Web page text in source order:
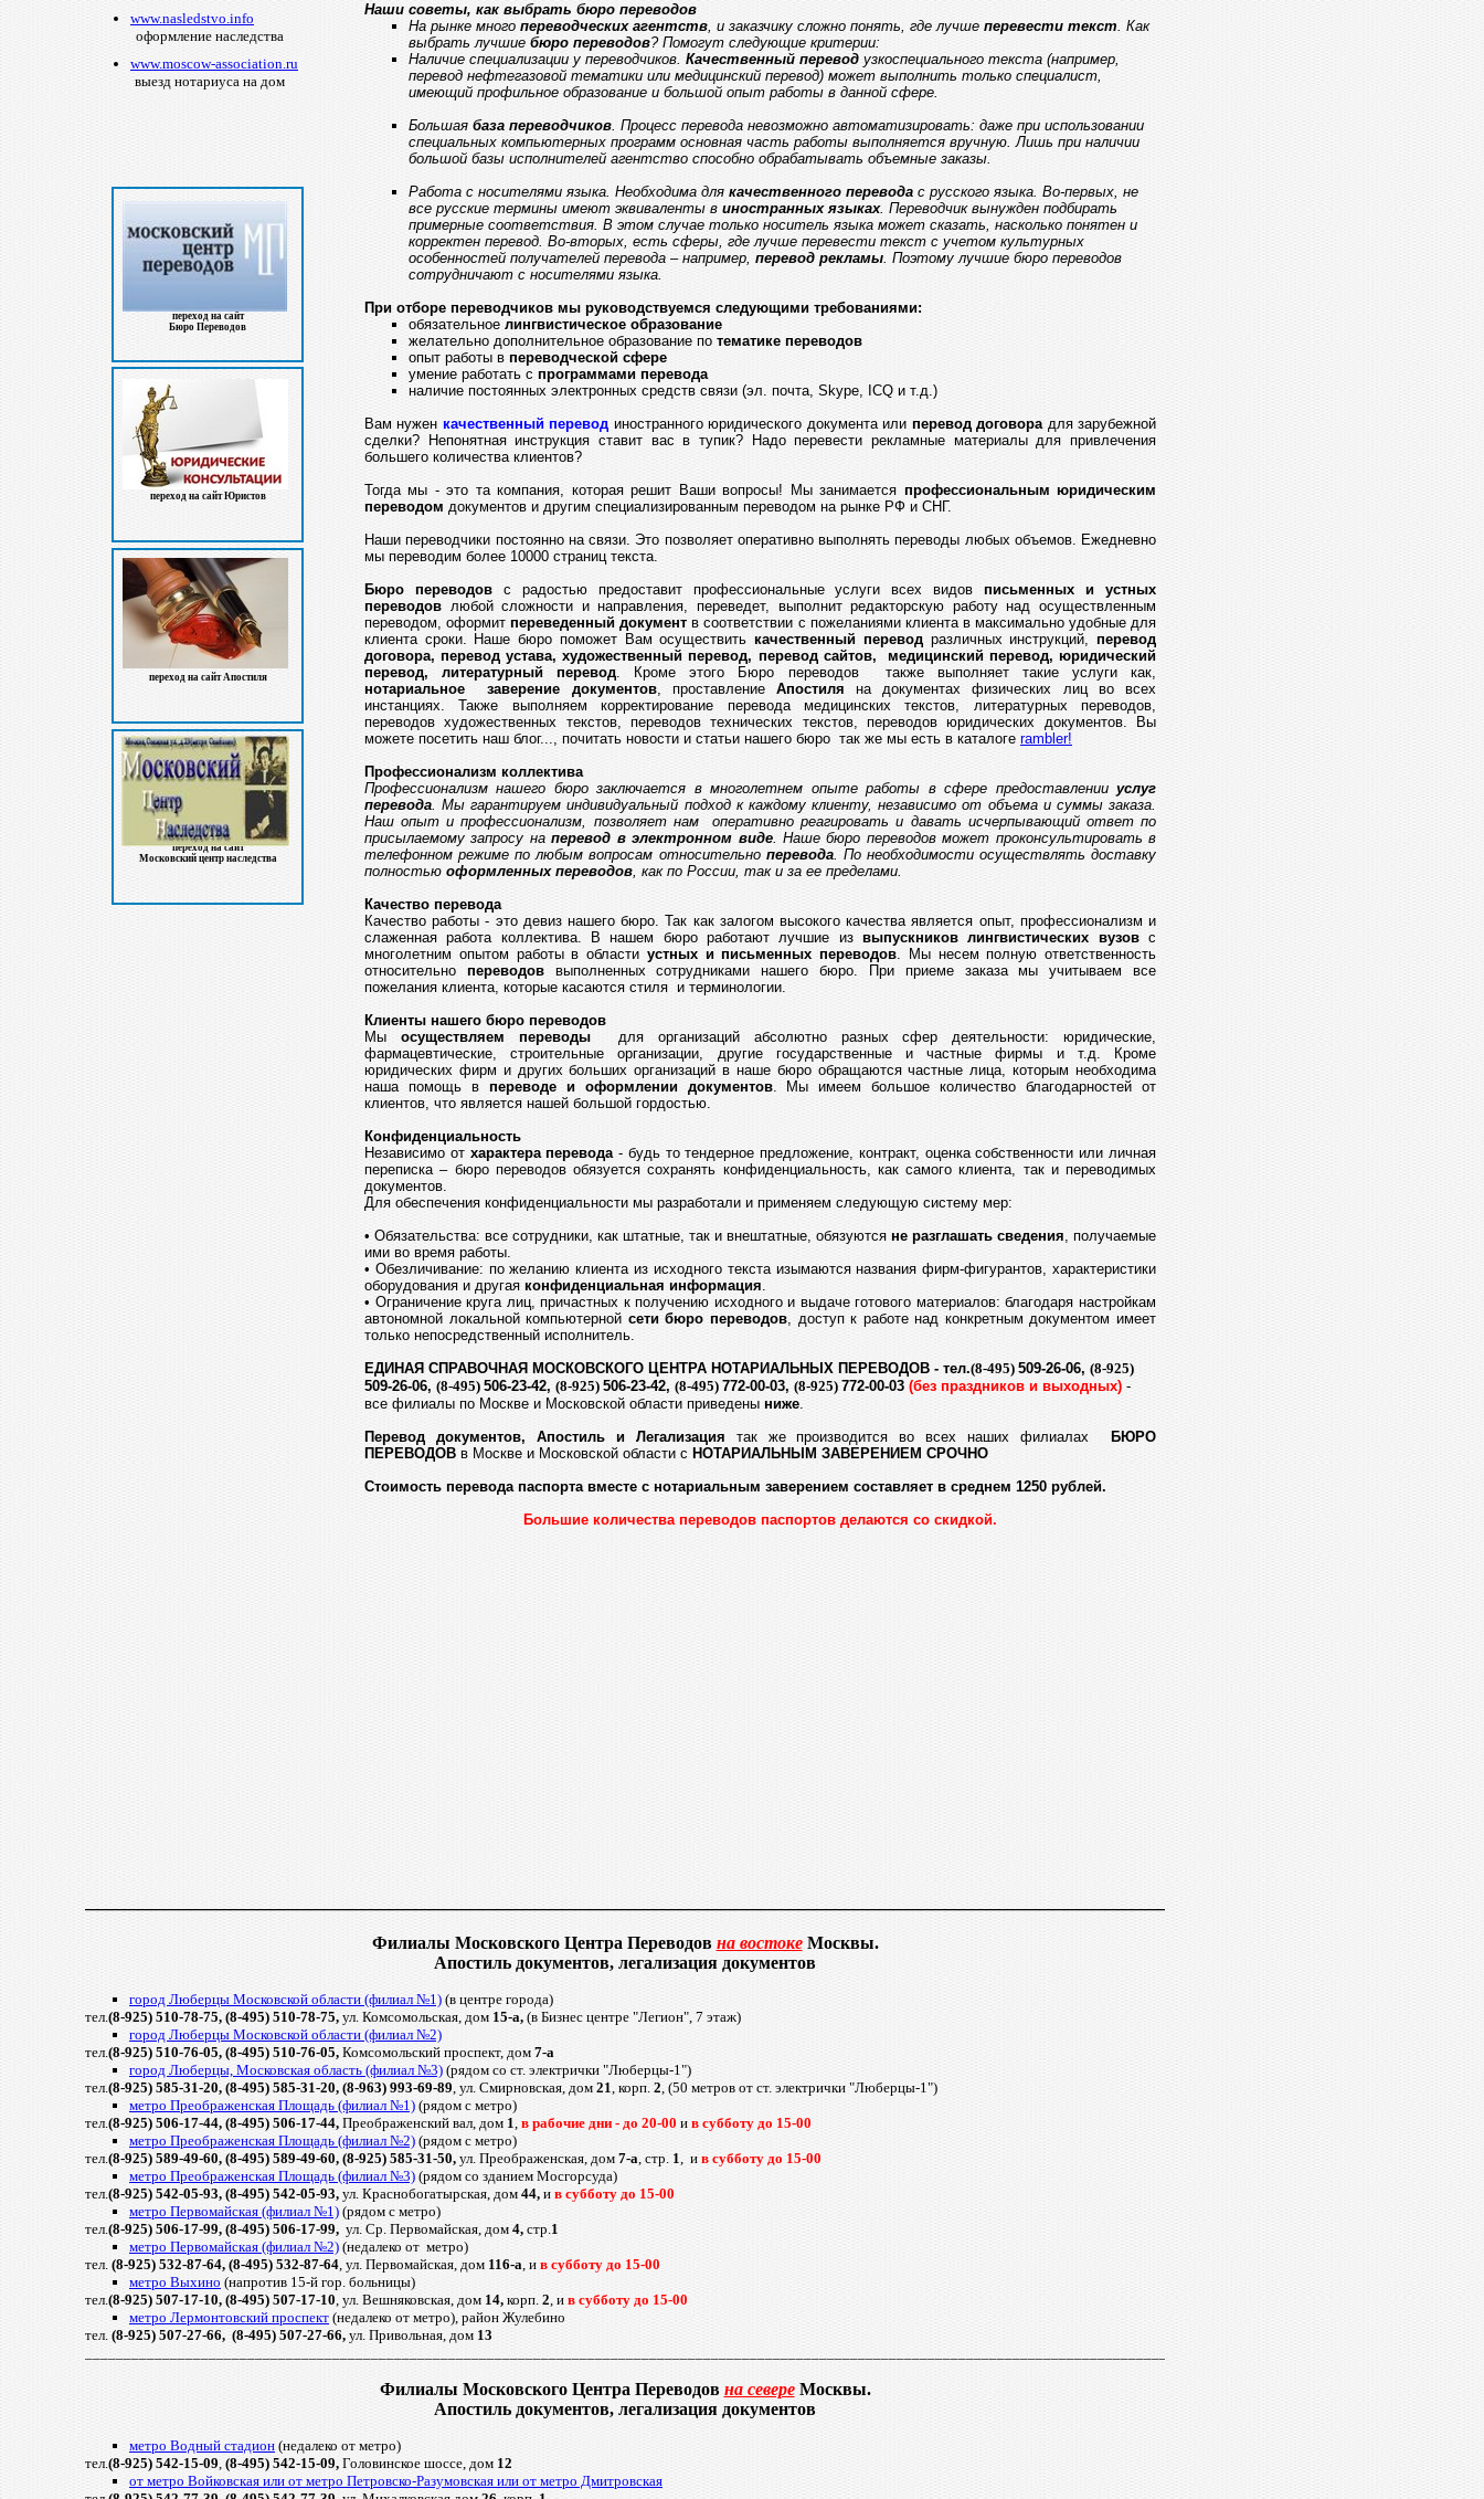
www.nasledstvo.info
оформление наследства
www.moscow-association.ru
выезд нотариуса на дом
Филиалы Московского Центра Переводов на востоке Москвы.
Апостиль документов, легализация документов
город Люберцы Московской области (филиал №1) (в центре города)
тел.(8-925) 510-78-75, (8-495) 510-78-75, ул. Комсомольская, дом 15-а, (в Бизнес центре "Легион", 7 этаж)
город Люберцы Московской области (филиал №2)
тел.(8-925) 510-76-05, (8-495) 510-76-05, Комсомольский проспект, дом 7-а
город Люберцы, Московская область (филиал №3) (рядом со ст. электрички "Люберцы-1")
тел.(8-925) 585-31-20, (8-495) 585-31-20, (8-963) 993-69-89, ул. Смирновская, дом 21, корп.2, (50 метров от ст. электрички "Люберцы-1")
метро Преображенская Площадь (филиал №1) (рядом с метро)
тел.(8-925) 506-17-44, (8-495) 506-17-44, Преображенский вал, дом 1, в рабочие дни - до 20-00 и в субботу до 15-00
метро Преображенская Площадь (филиал №2)(рядом с метро)
тел.(8-925) 589-49-60, (8-495) 589-49-60, (8-925) 585-31-50, ул. Преображенская, дом 7-а, стр. 1, ив субботу до 15-00
метро Преображенская Площадь (филиал №3) (рядом со зданием Мосгорсуда)
тел.(8-925) 542-05-93, (8-495) 542-05-93, ул. Краснобогатырская, дом 44, и в субботу до 15-00
метро Первомайская (филиал №1) (рядом с метро)
тел.(8-925) 506-17-99, (8-495) 506-17-99, ул. Ср. Первомайская, дом4, стр.1
метро Первомайская (филиал №2) (недалеко от метро)
тел. (8-925) 532-87-64, (8-495) 532-87-64, ул. Первомайская, дом 116-а, и в субботу до 15-00
метро Выхино (напротив 15-й гор. больницы)
тел.(8-925) 507-17-10, (8-495) 507-17-10, ул. Вешняковская, дом 14, корп. 2, и в субботу до 15-00
метро Лермонтовский проспект (недалеко от метро), район Жулебино
тел. (8-925) 507-27-66, (8-495) 507-27-66, ул. Привольная, дом 13
Филиалы Московского Центра Переводов на севере Москвы.
Апостиль документов, легализация документов
метро Водный стадион (недалеко от метро)
тел.(8-925) 542-15-09, (8-495) 542-15-09, Головинское шоссе, дом 12
от метро Войковская или от метро Петровско-Разумовская или от метро Дмитровская
переход на сайт
Московский центр наследства
переход на сайт Апостиля
переход на сайт
Бюро Переводов
переход на сайт Юристов
Наши советы, как выбрать бюро переводов
На рынке много переводческих агентств, и заказчику сложно понять, где лучше перевести текст. Как
выбрать лучшие бюро переводов? Помогут следующие критерии:
Наличие специализации у переводчиков. Качественный перевод узкоспециального текста (например,
перевод нефтегазовой тематики или медицинский перевод) может выполнить только специалист,
имеющий профильное образование и большой опыт работы в данной сфере.
Большая база переводчиков. Процесс перевода невозможно автоматизировать: даже при использовании
специальных компьютерных программ основная часть работы выполняется вручную. Лишь при наличии
большой базы исполнителей агентство способно обрабатывать объемные заказы.
Работа с носителями языка. Необходима для качественного перевода с русского языка. Во-первых, не
все русские термины имеют эквиваленты в иностранных языках. Переводчик вынужден подбирать
примерные соответствия. В этом случае только носитель языка может сказать, насколько понятен и
корректен перевод. Во-вторых, есть сферы, где лучше перевести текст с учетом культурных
особенностей получателей перевода – например, перевод рекламы. Поэтому лучшие бюро переводов
сотрудничают с носителями языка.
При отборе переводчиков мы руководствуемся следующими требованиями:
обязательное лингвистическое образование
желательно дополнительное образование по тематике переводов
опыт работы в переводческой сфере
умение работать с программами перевода
наличие постоянных электронных средств связи (эл. почта, Skype, ICQ и т.д.)
Вам нужен качественный перевод иностранного юридического документа или перевод договорадля зарубежной
сделки? Непонятная инструкция ставит вас в тупик? Надо перевести рекламные материалы для привлечения
большего количества клиентов?
Тогда мы - это та компания, которая решит Ваши вопросы! Мы занимается профессиональным юридическим
переводом документов и другим специализированным переводом на рынке РФ и СНГ.
Наши переводчики постоянно на связи. Это позволяет оперативно выполнять переводы любых объемов. Ежедневно
мы переводим более 10000 страниц текста.
Бюро переводовс радостью предоставит профессиональные услуги всех видовписьменных и устных
переводов любой сложности и направления, переведет, выполнит редакторскую работу над осуществленным
переводом, оформитпереведенный документ в соответствии с пожеланиями клиента в максимально удобные для
клиента сроки. Наше бюро поможет Вам осуществитькачественный переводразличных инструкций,перевод
договора, перевод устава, художественный перевод, перевод сайтов, медицинский перевод, юридический
перевод, литературный перевод. Кроме этого Бюро переводов также выполняет такие услуги как,
нотариальное заверение документов, проставление Апостиля на документах физических лиц во всех
инстанциях. Также выполняем корректирование перевода медицинских текстов, литературных переводов,
переводов художественных текстов, переводов технических текстов, переводов юридических документов. Вы
можете посетить наш блог..., почитать новости и статьи нашего бюро так же мы есть в каталоге rambler!
Профессионализм коллектива
Профессионализм нашего бюро заключается в многолетнем опыте работы в сфере предоставлении услуг
перевода. Мы гарантируем индивидуальный подход к каждому клиенту, независимо от объема и суммы заказа.
Наш опыт и профессионализм, позволяет нам оперативно реагировать и давать исчерпывающий ответ по
присылаемому запросу наперевод в электронном виде. Наше бюро переводов может проконсультировать в
телефонном режиме по любым вопросам относительно перевода. По необходимости осуществлять доставку
полностью оформленных переводов, как по России, так и за ее пределами.
Качество перевода
Качество работы - это девиз нашего бюро. Так как залогом высокого качества является опыт, профессионализм и
слаженная работа коллектива. В нашем бюро работают лучшие из выпускников лингвистических вузовс
многолетним опытом работы в области устных и письменных переводов. Мы несем полную ответственность
относительно переводоввыполненных сотрудниками нашего бюро. При приеме заказа мы учитываем все
пожелания клиента, которые касаются стиля и терминологии.
Клиенты нашего бюро переводов
Мы осуществляем переводыдля организаций абсолютно разных сфер деятельности: юридические,
фармацевтические, строительные организации, другие государственные и частные фирмы и т.д. Кроме
юридических фирм и других больших организаций в наше бюро обращаются частные лица, которым необходима
наша помощь в переводе и оформлении документов. Мы имеем большое количество благодарностей от
клиентов, что является нашей большой гордостью.
Конфиденциальность
Независимо от характера перевода- будь то тендерное предложение, контракт, оценка собственности или личная
переписка – бюро переводов обязуется сохранять конфиденциальность, как самого клиента, так и переводимых
документов.
Для обеспечения конфиденциальности мы разработали и применяем следующую систему мер:
• Обязательства: все сотрудники, как штатные, так и внештатные, обязуются не разглашать сведения, получаемые
ими во время работы.
• Обезличивание: по желанию клиента из исходного текста изымаются названия фирм-фигурантов, характеристики
оборудования и другая конфиденциальная информация.
• Ограничение круга лиц, причастных к получению исходного и выдаче готового материалов: благодаря настройкам
автономной локальной компьютерной сети бюро переводов, доступ к работе над конкретным документом имеет
только непосредственный исполнитель.
ЕДИНАЯ СПРАВОЧНАЯ МОСКОВСКОГО ЦЕНТРА НОТАРИАЛЬНЫХ ПЕРЕВОДОВ - тел.(8-495) 509-26-06, (8-925)
509-26-06, (8-495) 506-23-42, (8-925) 506-23-42, (8-495) 772-00-03, (8-925)772-00-03 (без праздников и выходных) -
все филиалы по Москве и Московской области приведены ниже.
Перевод документов, Апостиль и Легализация так же производится во всех наших филиалах
БЮРО
ПЕРЕВОДОВ в Москве и Московской области с НОТАРИАЛЬНЫМ ЗАВЕРЕНИЕМ СРОЧНО
Стоимость перевода паспорта вместе с нотариальным заверением составляет в среднем 1250 рублей.
Большие количества переводов паспортов делаются со скидкой.